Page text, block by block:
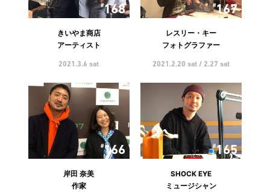
168
きいやま商店
アーティスト
2021.3.6 sat
167
レスリー・キー
フォトグラファー
2021.2.20 sat / 2.27 sat
166
岸田 奈美
作家
165
SHOCK EYE
ミュージシャン